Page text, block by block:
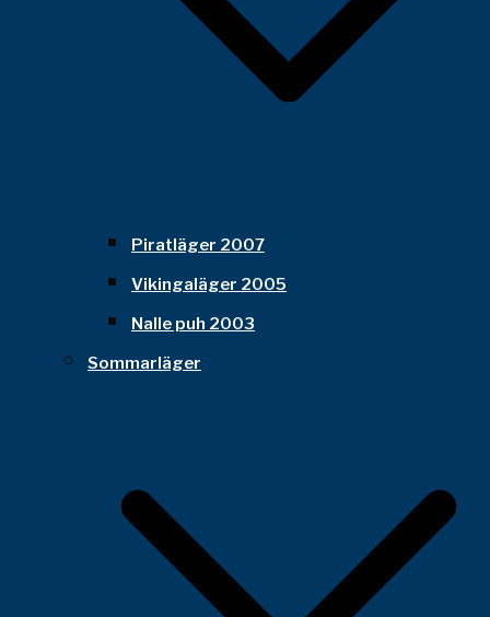
Piratläger 2007
Vikingaläger 2005
Nalle puh 2003
Sommarläger